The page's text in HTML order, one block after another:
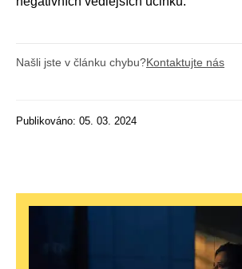
Našli jste v článku chybu?Kontaktujte nás
Publikováno: 05. 03. 2024